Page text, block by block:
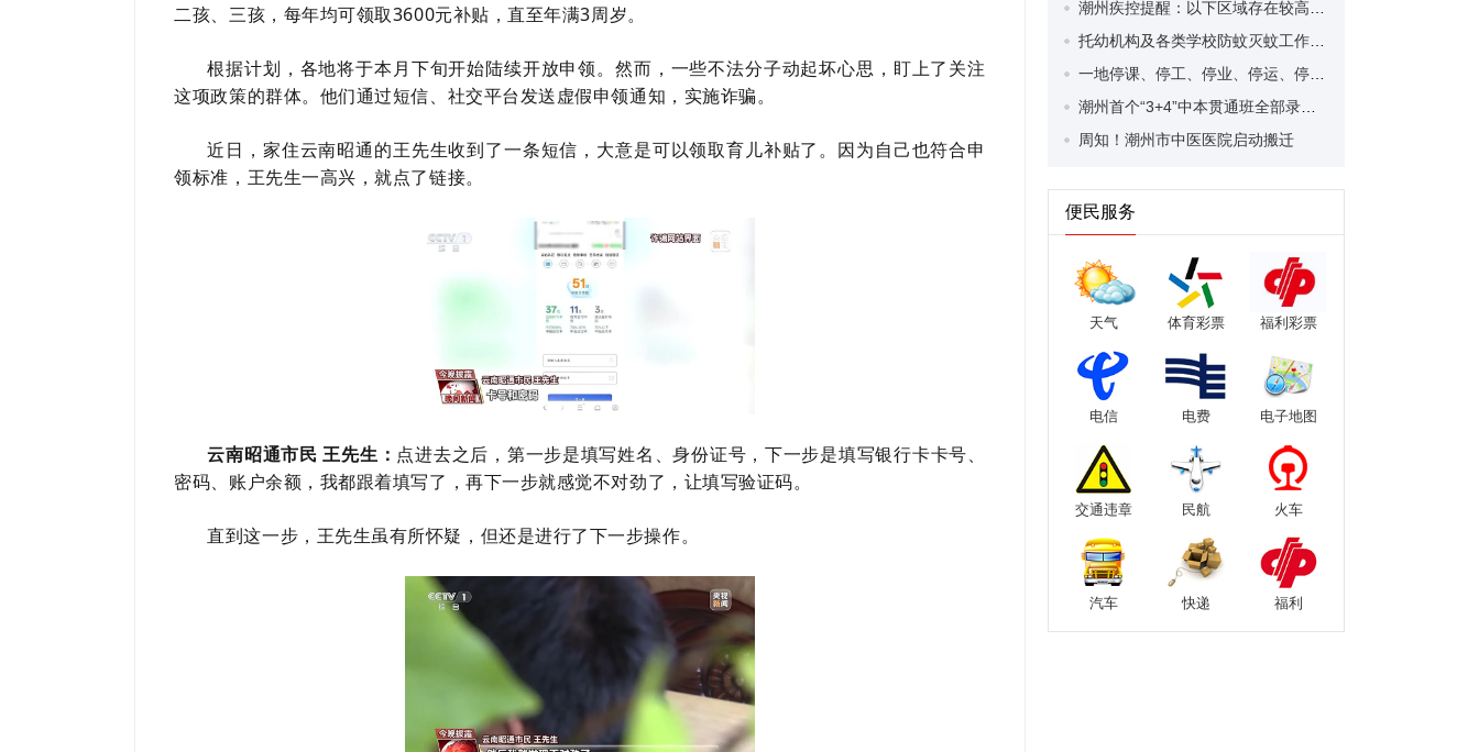
二孩、三孩，每年均可领取3600元补贴，直至年满3周岁。
根据计划，各地将于本月下旬开始陆续开放申领。然而，一些不法分子动起坏心思，盯上了关注
这项政策的群体。他们通过短信、社交平台发送虚假申领通知，实施诈骗。
近日，家住云南昭通的王先生收到了一条短信，大意是可以领取育儿补贴了。因为自己也符合申
领标准，王先生一高兴，就点了链接。
云南昭通市民 王先生： 点进去之后，第一步是填写姓名、身份证号，下一步是填写银行卡卡号、
密码、账户余额，我都跟着填写了，再下一步就感觉不对劲了，让填写验证码。
直到这一步，王先生虽有所怀疑，但还是进行了下一步操作。
周知！潮州市中医医院启动搬迁
便民服务
天气 体育彩票 福利彩票
电信 电费 电子地图
交通违章 民航 火车
汽车 快递 福利